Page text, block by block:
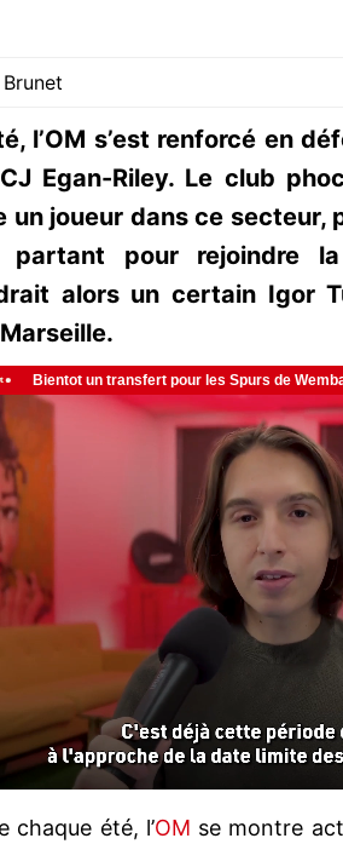
l’OM s’est renforcé en
Egan-Riley. Le club
un joueur dans ce secteur,
partant pour rejoindre
alors un certain Igor
chaque été, l’OM se montre